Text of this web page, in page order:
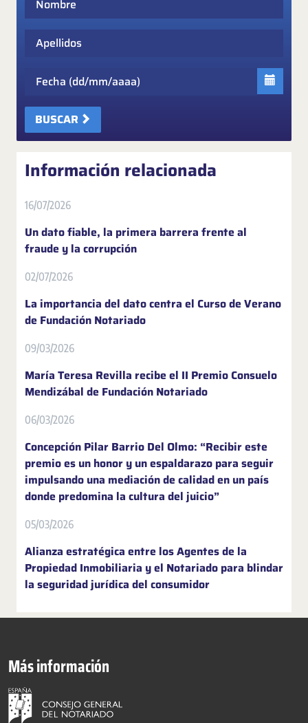
Apellidos
BUSCAR
Información relacionada
16/07/2026
Un dato fiable, la primera barrera frente al
fraude y la corrupción
02/07/2026
La importancia del dato centra el Curso de Verano
de Fundación Notariado
09/03/2026
María Teresa Revilla recibe el II Premio Consuelo
Mendizábal de Fundación Notariado
06/03/2026
Concepción Pilar Barrio Del Olmo: “Recibir este
premio es un honor y un espaldarazo para seguir
impulsando una mediación de calidad en un país
donde predomina la cultura del juicio”
05/03/2026
Alianza estratégica entre los Agentes de la
Propiedad Inmobiliaria y el Notariado para blindar
la seguridad jurídica del consumidor
Más información